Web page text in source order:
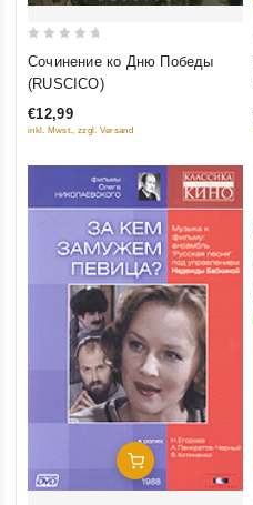
5
Сочинение ко Дню Победы
(RUSCICO)
€12,99
inkl. Mwst., zzgl. Versand
Добавить В Корзину